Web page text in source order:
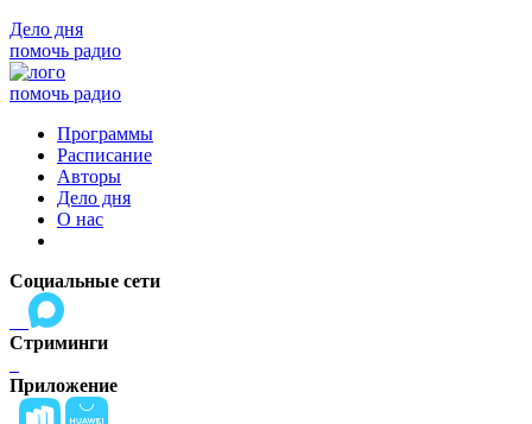
Дело дня
помочь радио
помочь радио
Программы
Расписание
Авторы
Дело дня
О нас
Социальные сети
Стриминги
Приложение